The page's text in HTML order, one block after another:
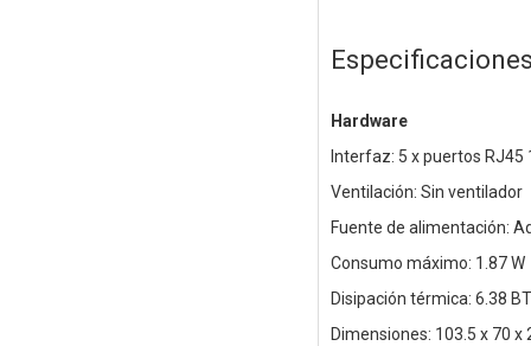
Hardware
Interfaz: 5 x puertos
Ventilación: Sin ventilador
Fuente de alimentación:
Consumo máximo: 1.87 W
Disipación térmica: 6.38
Dimensiones: 103.5 x 70 x